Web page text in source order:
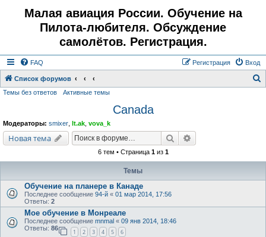
Малая авиация России. Обучение на
Пилота-любителя. Обсуждение
самолётов. Регистрация.
FAQ Вход
Регистрация
Список форумов
Темы без ответов Активные темы
Canada
Модераторы: smixer lt.ak vova_k
Новая тема Поиск
6 тем • Страница 1из 1
Темы
Обучение на планере в Канаде
Последнее сообщение 94-й « 01 мар 2014, 17:56
Ответы: 2
Мое обучение в Монреале
Последнее сообщение mnmal « 09 янв 2014, 18:46
Ответы: 86
1 2 3 4 5 6